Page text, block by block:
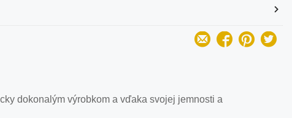
dokonalým výrobkom a vďaka svojej jemnosti a